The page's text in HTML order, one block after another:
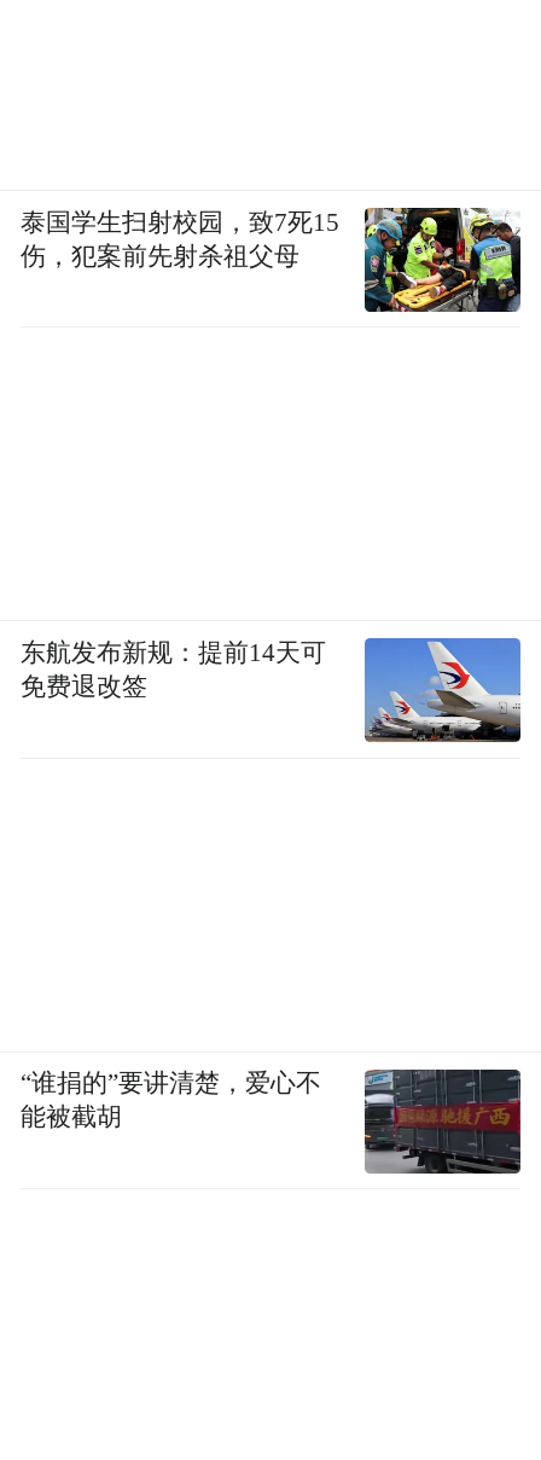
泰国学生扫射校园，致7死15
伤，犯案前先射杀祖父母
东航发布新规：提前14天可
免费退改签
“谁捐的”要讲清楚，爱心不
能被截胡